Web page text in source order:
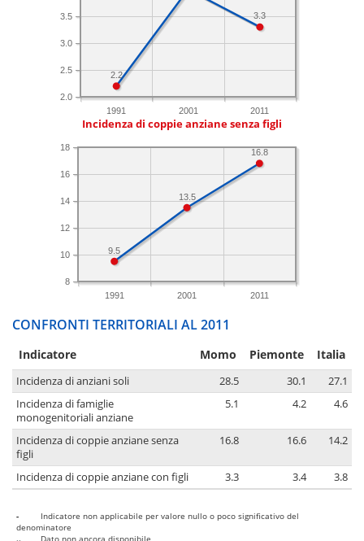
1991 2001 2011
2.0
2.5
3.0
3.5 3.3
2.2
Incidenza di coppie anziane senza figli
1991 2001 2011
8
10
12
14
16
18
16.8
13.5
9.5
CONFRONTI TERRITORIALI AL 2011
Indicatore Momo Piemonte Italia
Incidenza di anziani soli 28.5 30.1
27.1
Incidenza di famiglie
monogenitoriali anziane
5.1 4.2 4.6
Incidenza di coppie anziane senza
figli
16.8 16.6 14.2
Incidenza di coppie anziane con figli 3.3 3.4 3.8
-
Indicatore non applicabile per valore nullo o poco significativo del
denominatore